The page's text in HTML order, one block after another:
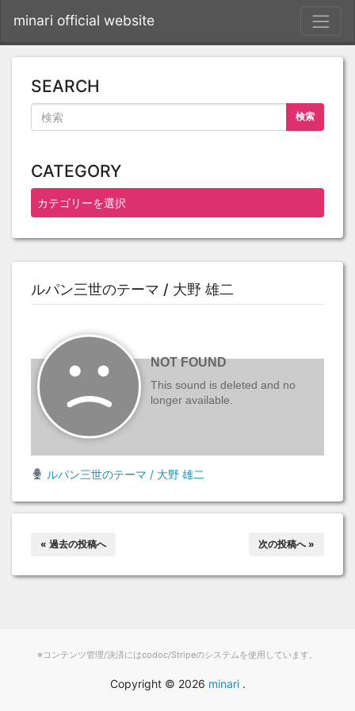
minari official website
ルパン三世のテーマ / 大野 雄二
ルパン三世のテーマ / 大野 雄二
« 過去の投稿へ 次の投稿へ »
SEARCH
検索
CATEGORY
※コンテンツ管理/決済にはcodoc/Stripeのシステムを使用しています。
Copyright © 2026 minari.